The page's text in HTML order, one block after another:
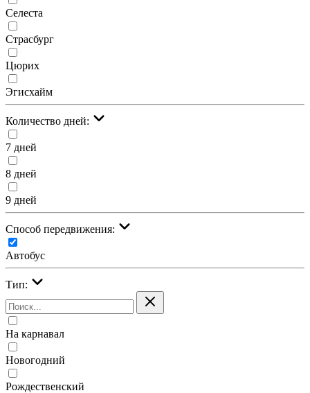
Селеста
Страсбург
Цюрих
Эгисхайм
Количество дней:
7 дней
8 дней
9 дней
Cпособ передвижения:
Автобус
Тип:
На карнавал
Новогодний
Рождественский